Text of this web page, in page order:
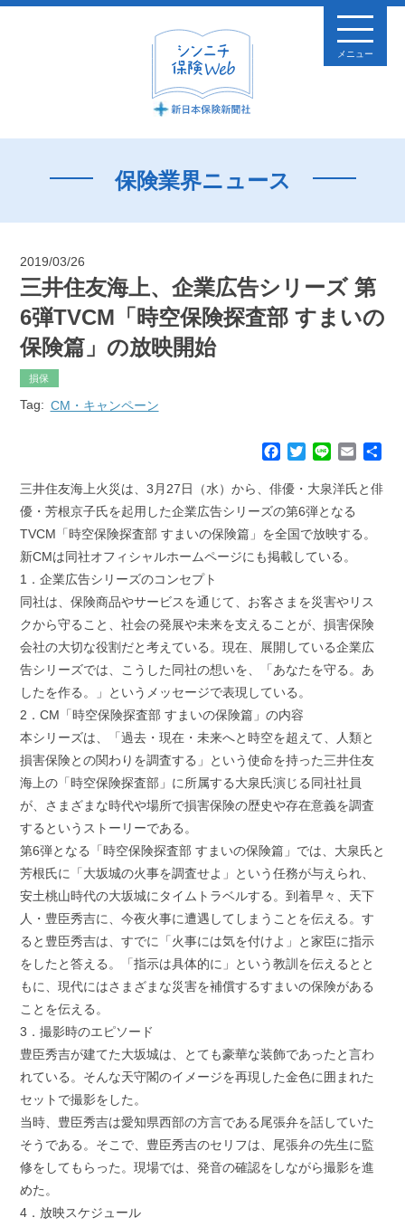
メニュー
保険業界ニュース
2019/03/26
三井住友海上、企業広告シリーズ 第
6弾TVCM「時空保険探査部 すまいの
保険篇」の放映開始
損保
Tag: CM・キャンペーン
c
e
o
o
T
i
t
e
r
n
e
E
a
三井住友海上火災は、3月27日（水）から、俳優・大泉洋氏と俳
優・芳根京子氏を起用した企業広告シリーズの第6弾となる
TVCM「時空保険探査部 すまいの保険篇」を全国で放映する。
新CMは同社オフィシャルホームページにも掲載している。
1．企業広告シリーズのコンセプト
同社は、保険商品やサービスを通じて、お客さまを災害やリス
クから守ること、社会の発展や未来を支えることが、損害保険
会社の大切な役割だと考えている。現在、展開している企業広
告シリーズでは、こうした同社の想いを、「あなたを守る。あ
したを作る。」というメッセージで表現している。
2．CM「時空保険探査部 すまいの保険篇」の内容
本シリーズは、「過去・現在・未来へと時空を超えて、人類と
損害保険との関わりを調査する」という使命を持った三井住友
海上の「時空保険探査部」に所属する大泉氏演じる同社社員
が、さまざまな時代や場所で損害保険の歴史や存在意義を調査
するというストーリーである。
第6弾となる「時空保険探査部 すまいの保険篇」では、大泉氏と
芳根氏に「大坂城の火事を調査せよ」という任務が与えられ、
安土桃山時代の大坂城にタイムトラベルする。到着早々、天下
人・豊臣秀吉に、今夜火事に遭遇してしまうことを伝える。す
ると豊臣秀吉は、すでに「火事には気を付けよ」と家臣に指示
をしたと答える。「指示は具体的に」という教訓を伝えるとと
もに、現代にはさまざまな災害を補償するすまいの保険がある
ことを伝える。
3．撮影時のエピソード
豊臣秀吉が建てた大坂城は、とても豪華な装飾であったと言わ
れている。そんな天守閣のイメージを再現した金色に囲まれた
セットで撮影をした。
当時、豊臣秀吉は愛知県西部の方言である尾張弁を話していた
そうである。そこで、豊臣秀吉のセリフは、尾張弁の先生に監
修をしてもらった。現場では、発音の確認をしながら撮影を進
めた。
4．放映スケジュール